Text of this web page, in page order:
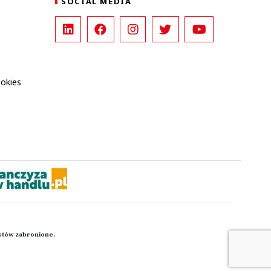
zabronione.